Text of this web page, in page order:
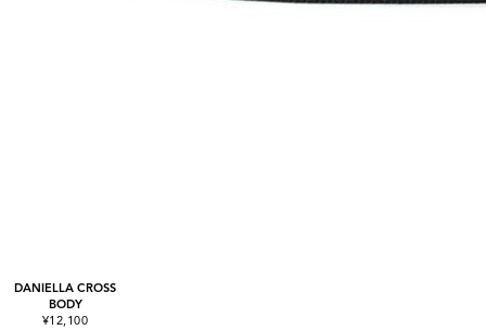
DANIELLA CROSS
BODY
¥12,100